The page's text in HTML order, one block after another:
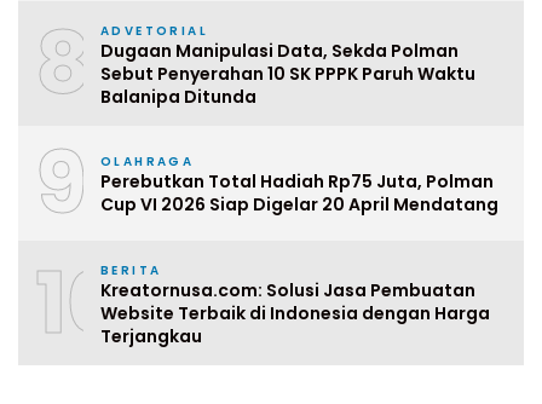
8 ADVETORIAL
Dugaan Manipulasi Data, Sekda Polman
Sebut Penyerahan 10 SK PPPK Paruh Waktu
Balanipa Ditunda
9 OLAHRAGA
Perebutkan Total Hadiah Rp75 Juta, Polman
Cup VI 2026 Siap Digelar 20 April Mendatang
10BERITA
Kreatornusa.com: Solusi Jasa Pembuatan
Website Terbaik di Indonesia dengan Harga
Terjangkau